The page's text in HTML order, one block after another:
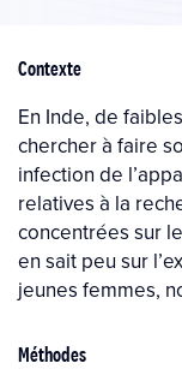
Contexte
En Inde, de
chercher à faire
infection de
relatives à la
concentrées sur
en sait peu sur
jeunes femmes,
Méthodes